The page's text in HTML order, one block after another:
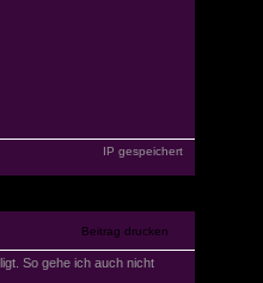
IP gespeichert
So gehe ich auch nicht